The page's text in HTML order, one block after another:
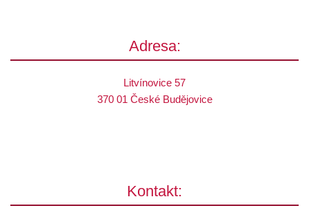
Adresa:
Litvínovice 57
370 01 České Budějovice
Kontakt: